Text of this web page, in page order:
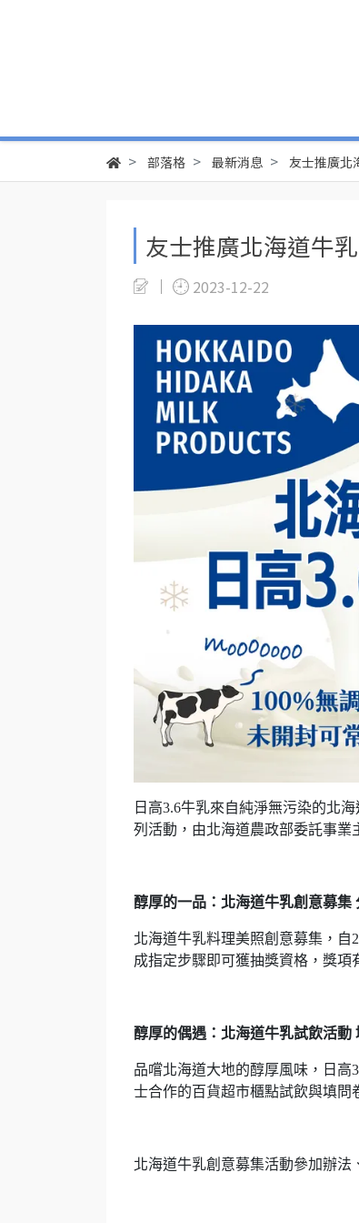
部落格 最新消息 友士推廣北
友士推廣北海道牛
2023-12-22
日高3.6牛乳來自純淨無污染的北
列活動，由北海道農政部委託事業
醇厚的一品：北海道牛乳創意募集
北海道牛乳料理美照創意募集，自
成指定步驟即可獲抽獎資格，獎項
醇厚的偶遇：北海道牛乳試飲活動
品嚐北海道大地的醇厚風味，日高
士合作的百貨超市櫃點試飲與填問
北海道牛乳創意募集活動參加辦